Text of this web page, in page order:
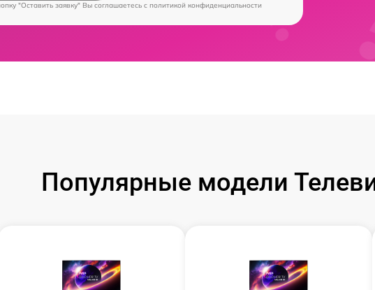
"Оставить заявку" Вы соглашаетесь c политикой конфиденциальности
Популярные модели